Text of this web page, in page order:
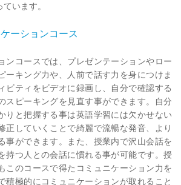
います。
ーションコース
ンコースでは、プレゼンテーションやロー
ーキング力や、人前で話す力を身につけま
ビティをビデオに録画し、自分で確認する
スピーキングを見直す事ができます。自分
りと把握する事は英語学習には欠かせない
正していくことで綺麗で流暢な発音、より
事ができます。また、授業内で沢山会話を
持つ人との会話に慣れる事が可能です。授
このコースで得たコミュニケーション力を
積極的にコミュニケーションが取れること